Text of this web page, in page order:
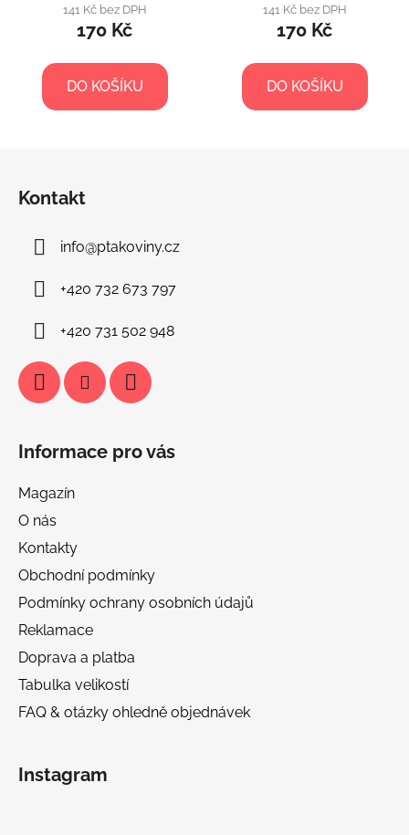
141 Kč bez DPH
170 Kč
DO KOŠÍKU
141 Kč bez DPH
170 Kč
DO KOŠÍKU
Kontakt
info@ptakoviny.cz
+420 732 673 797
+420 731 502 948
Informace pro vás
Magazín
O nás
Kontakty
Obchodní podmínky
Podmínky ochrany osobních údajů
Reklamace
Doprava a platba
Tabulka velikostí
FAQ & otázky ohledně objednávek
Instagram